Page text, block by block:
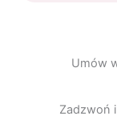
Umów
Zadzwoń